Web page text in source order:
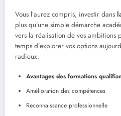
Vous l’aurez compris, investir dans
plus qu’une simple démarche
vers la réalisation de vos ambitions
temps d’explorer vos options
radieux.
Avantages des formations
Amélioration des compétences
Reconnaissance professionnelle